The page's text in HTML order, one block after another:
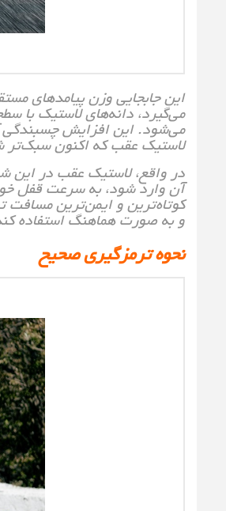
این جابجایی وزن پیامدهای
می‌گیرد، دانه‌های لاستیک با
می‌شود. این افزایش چسبندگی
لاستیک عقب که اکنون سبک‌تر
در واقع، لاستیک عقب در این
آن وارد شود، به سرعت قفل
و به صورت هماهنگ استفاده
نحوه ترمزگیری صحیح